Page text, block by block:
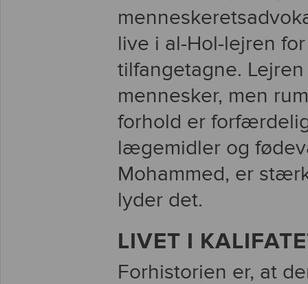
live i al-Hol-lejren
tilfangetagne.
mennesker, men
forhold er
lægemidler og
Mohammed, er
lyder det.
LIVET I
Forhistorien er, at